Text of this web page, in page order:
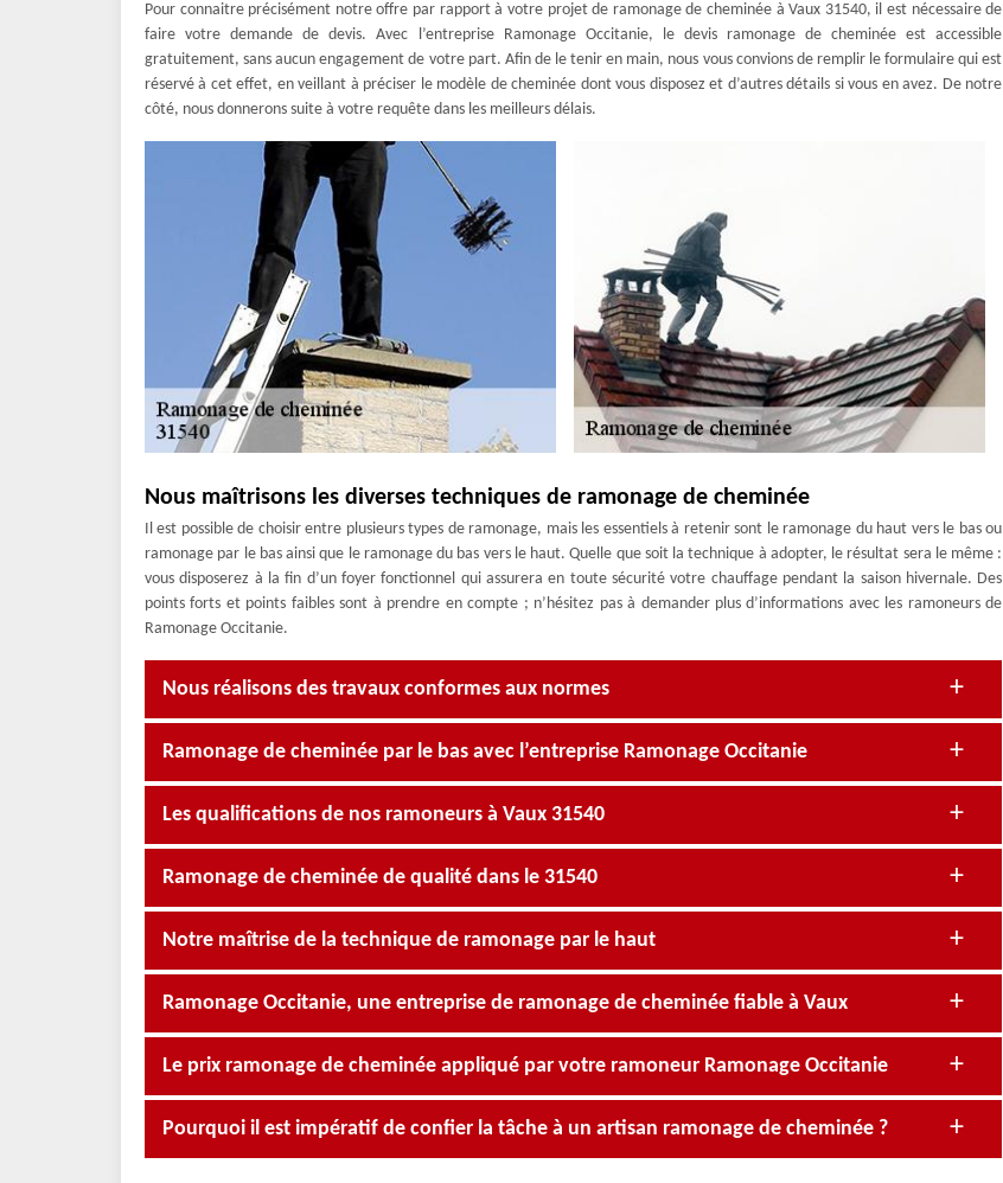
Pour connaitre précisément notre offre par rapport à votre projet de ramonage de cheminée à Vaux 31540, il est nécessaire de
faire votre demande de devis. Avec l’entreprise Ramonage Occitanie, le devis ramonage de cheminée est accessible
gratuitement, sans aucun engagement de votre part. Afin de le tenir en main, nous vous convions de remplir le formulaire qui est
réservé à cet effet, en veillant à préciser le modèle de cheminée dont vous disposez et d’autres détails si vous en avez. De notre
côté, nous donnerons suite à votre requête dans les meilleurs délais.
Nous maîtrisons les diverses techniques de ramonage de cheminée
Il est possible de choisir entre plusieurs types de ramonage, mais les essentiels à retenir sont le ramonage du haut vers le bas ou
ramonage par le bas ainsi que le ramonage du bas vers le haut. Quelle que soit la technique à adopter, le résultat sera le même :
vous disposerez à la fin d’un foyer fonctionnel qui assurera en toute sécurité votre chauffage pendant la saison hivernale. Des
points forts et points faibles sont à prendre en compte ; n’hésitez pas à demander plus d’informations avec les ramoneurs de
Ramonage Occitanie.
Nous réalisons des travaux conformes aux normes
Ramonage de cheminée par le bas avec l’entreprise Ramonage Occitanie
Les qualifications de nos ramoneurs à Vaux 31540
Ramonage de cheminée de qualité dans le 31540
Notre maîtrise de la technique de ramonage par le haut
Ramonage Occitanie, une entreprise de ramonage de cheminée fiable à Vaux
Le prix ramonage de cheminée appliqué par votre ramoneur Ramonage Occitanie
Pourquoi il est impératif de confier la tâche à un artisan ramonage de cheminée ?